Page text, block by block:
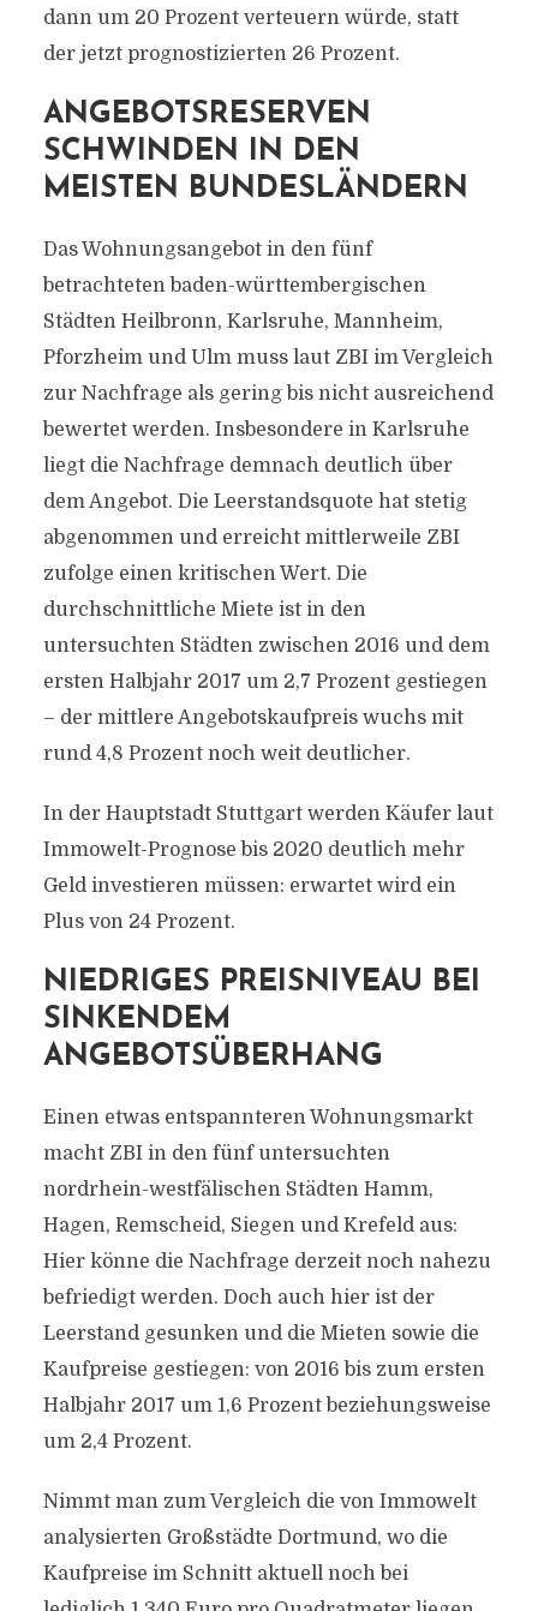
dann um 20 Prozent verteuern würde, statt
der jetzt prognostizierten 26 Prozent.
ANGEBOTSRESERVEN
SCHWINDEN IN DEN
MEISTEN BUNDESLÄNDERN
Das Wohnungsangebot in den fünf
betrachteten baden-württembergischen
Städten Heilbronn, Karlsruhe, Mannheim,
Pforzheim und Ulm muss laut ZBI im Vergleich
zur Nachfrage als gering bis nicht ausreichend
bewertet werden. Insbesondere in Karlsruhe
liegt die Nachfrage demnach deutlich über
dem Angebot. Die Leerstandsquote hat stetig
abgenommen und erreicht mittlerweile ZBI
zufolge einen kritischen Wert. Die
durchschnittliche Miete ist in den
untersuchten Städten zwischen 2016 und dem
ersten Halbjahr 2017 um 2,7 Prozent gestiegen
– der mittlere Angebotskaufpreis wuchs mit
rund 4,8 Prozent noch weit deutlicher.
In der Hauptstadt Stuttgart werden Käufer laut
Immowelt-Prognose bis 2020 deutlich mehr
Geld investieren müssen: erwartet wird ein
Plus von 24 Prozent.
NIEDRIGES PREISNIVEAU BEI
SINKENDEM
ANGEBOTSÜBERHANG
Einen etwas entspannteren Wohnungsmarkt
macht ZBI in den fünf untersuchten
nordrhein-westfälischen Städten Hamm,
Hagen, Remscheid, Siegen und Krefeld aus:
Hier könne die Nachfrage derzeit noch nahezu
befriedigt werden. Doch auch hier ist der
Leerstand gesunken und die Mieten sowie die
Kaufpreise gestiegen: von 2016 bis zum ersten
Halbjahr 2017 um 1,6 Prozent beziehungsweise
um 2,4 Prozent.
Nimmt man zum Vergleich die von Immowelt
analysierten Großstädte Dortmund, wo die
Kaufpreise im Schnitt aktuell noch bei